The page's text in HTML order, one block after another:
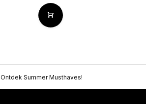
Ontdek Summer Musthaves!